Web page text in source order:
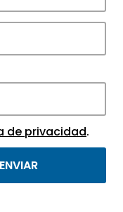
impulsan la
APTE.
de privacidad.